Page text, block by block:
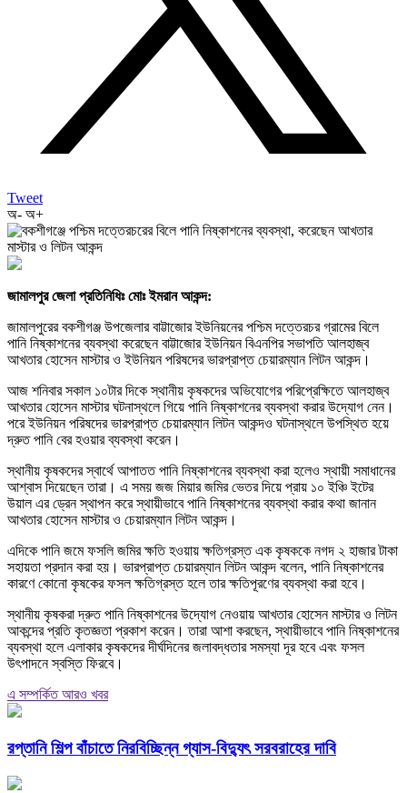
Tweet
অ- অ+
জামালপুর জেলা প্রতিনিধিঃ মোঃ ইমরান আকন্দ:
জামালপুরের বকশীগঞ্জ উপজেলার বাট্টাজোর ইউনিয়নের পশ্চিম দত্তেরচর গ্রামের বিলে
পানি নিষ্কাশনের ব্যবস্থা করেছেন বাট্টাজোর ইউনিয়ন বিএনপির সভাপতি আলহাজ্ব
আখতার হোসেন মাস্টার ও ইউনিয়ন পরিষদের ভারপ্রাপ্ত চেয়ারম্যান লিটন আকন্দ।
আজ শনিবার সকাল ১০টার দিকে স্থানীয় কৃষকদের অভিযোগের পরিপ্রেক্ষিতে আলহাজ্ব
আখতার হোসেন মাস্টার ঘটনাস্থলে গিয়ে পানি নিষ্কাশনের ব্যবস্থা করার উদ্যোগ নেন।
পরে ইউনিয়ন পরিষদের ভারপ্রাপ্ত চেয়ারম্যান লিটন আকন্দও ঘটনাস্থলে উপস্থিত হয়ে
দ্রুত পানি বের হওয়ার ব্যবস্থা করেন।
স্থানীয় কৃষকদের স্বার্থে আপাতত পানি নিষ্কাশনের ব্যবস্থা করা হলেও স্থায়ী সমাধানের
আশ্বাস দিয়েছেন তারা। এ সময় জজ মিয়ার জমির ভেতর দিয়ে প্রায় ১০ ইঞ্চি ইটের
উয়াল এর ড্রেন স্থাপন করে স্থায়ীভাবে পানি নিষ্কাশনের ব্যবস্থা করার কথা জানান
আখতার হোসেন মাস্টার ও চেয়ারম্যান লিটন আকন্দ।
এদিকে পানি জমে ফসলি জমির ক্ষতি হওয়ায় ক্ষতিগ্রস্ত এক কৃষককে নগদ ২ হাজার টাকা
সহায়তা প্রদান করা হয়। ভারপ্রাপ্ত চেয়ারম্যান লিটন আকন্দ বলেন, পানি নিষ্কাশনের
কারণে কোনো কৃষকের ফসল ক্ষতিগ্রস্ত হলে তার ক্ষতিপূরণের ব্যবস্থা করা হবে।
স্থানীয় কৃষকরা দ্রুত পানি নিষ্কাশনের উদ্যোগ নেওয়ায় আখতার হোসেন মাস্টার ও লিটন
আকন্দের প্রতি কৃতজ্ঞতা প্রকাশ করেন। তারা আশা করছেন, স্থায়ীভাবে পানি নিষ্কাশনের
ব্যবস্থা হলে এলাকার কৃষকদের দীর্ঘদিনের জলাবদ্ধতার সমস্যা দূর হবে এবং ফসল
উৎপাদনে স্বস্তি ফিরবে।
এ সম্পর্কিত আরও খবর
রপ্তানি শিল্প বাঁচাতে নিরবিচ্ছিন্ন গ্যাস-বিদ্যুৎ সরবরাহের দাবি